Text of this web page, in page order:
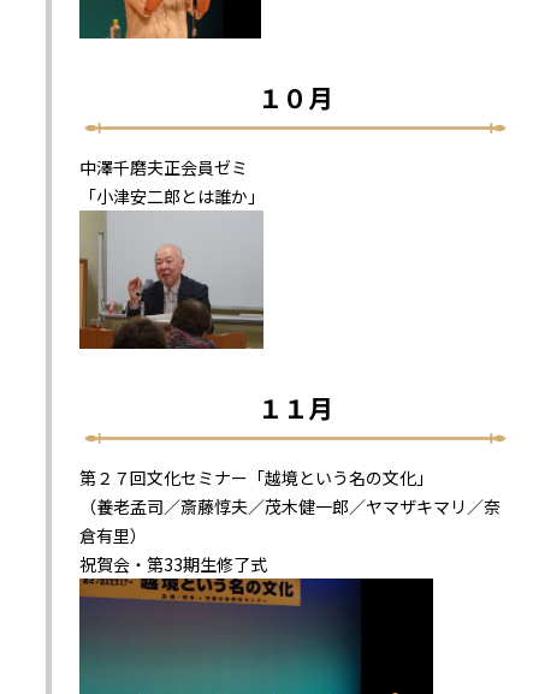
１０月
中澤千磨夫正会員ゼミ
「小津安二郎とは誰か」
１１月
第２７回文化セミナー「越境という名の文化」
（養老孟司／斎藤惇夫／茂木健一郎／ヤマザキマリ／奈
倉有里）
祝賀会・第33期生修了式